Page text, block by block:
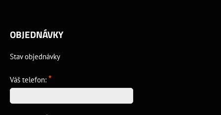
OBJEDNÁVKY
Stav objednávky
Váš telefon: *